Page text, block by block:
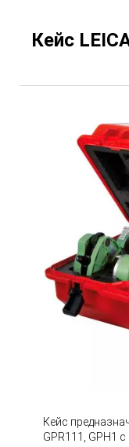
Кейс
Кейс
GPR111, GPH1